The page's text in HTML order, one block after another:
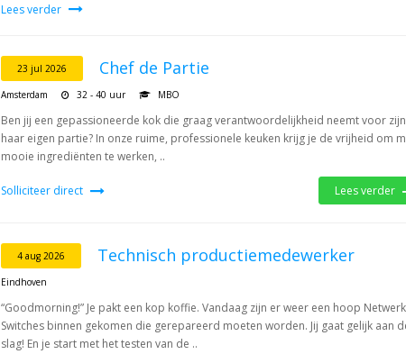
Lees verder
23 jul 2026 Chef de Partie
Amsterdam 32 - 40 uur MBO
Ben jij een gepassioneerde kok die graag verantwoordelijkheid neemt voor
haar eigen partie? In onze ruime, professionele keuken krijg je de vrijheid om
mooie ingrediënten te werken, ..
Solliciteer direct Lees verder
4 aug 2026 Technisch productiemedewerker
Eindhoven
“Goodmorning!” Je pakt een kop koffie. Vandaag zijn er weer een hoop Netwerk
Switches binnen gekomen die gerepareerd moeten worden. Jij gaat gelijk aan
slag! En je start met het testen van de ..